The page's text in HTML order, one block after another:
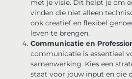
met je visie. Dit helpt je om
vinden die niet alleen
ook creatief en flexibel
leven te brengen.
Communicatie en
communicatie is essentieel
samenwerking. Kies een
staat voor jouw input en die